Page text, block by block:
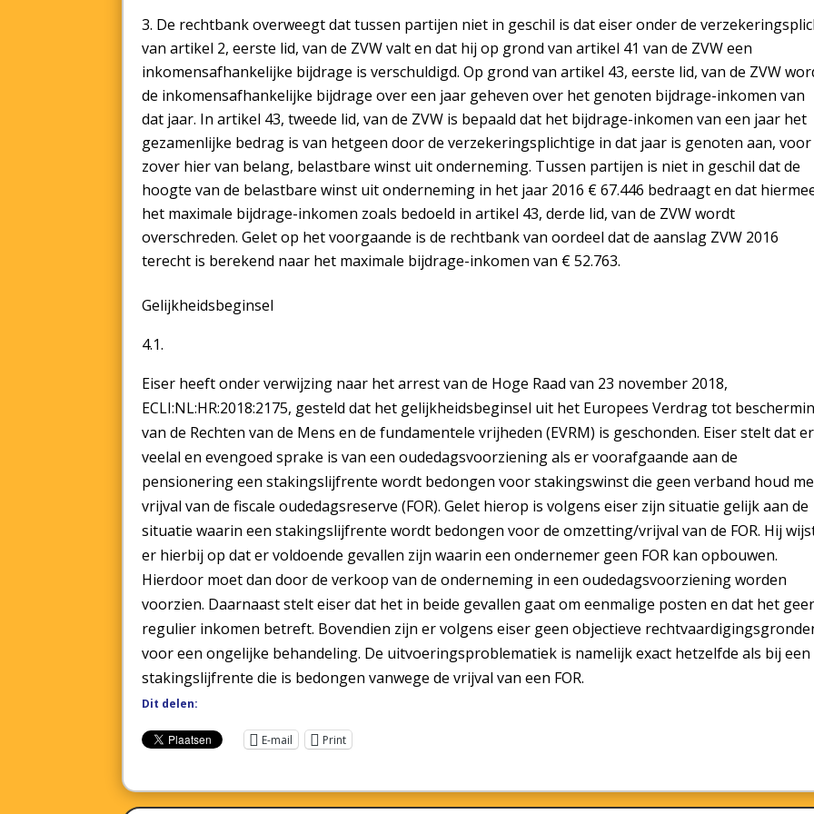
De rechtbank overweegt dat tussen partijen niet in geschil is dat eiser onder de
van artikel 2, eerste lid, van de ZVW valt en dat hij op grond van artikel 41 van de ZVW een
inkomensafhankelijke bijdrage is verschuldigd. Op grond van artikel 43, eerste lid, van de ZVW
de inkomensafhankelijke bijdrage over een jaar geheven over het genoten bijdrage-inkomen van
dat jaar. In artikel 43, tweede lid, van de ZVW is bepaald dat het bijdrage-inkomen van een jaar het
gezamenlijke bedrag is van hetgeen door de verzekeringsplichtige in dat jaar is genoten aan, voor
zover hier van belang, belastbare winst uit onderneming. Tussen partijen is niet in geschil dat de
hoogte van de belastbare winst uit onderneming in het jaar 2016 € 67.446 bedraagt en dat
het maximale bijdrage-inkomen zoals bedoeld in artikel 43, derde lid, van de ZVW wordt
overschreden. Gelet op het voorgaande is de rechtbank van oordeel dat de aanslag ZVW 2016
terecht is berekend naar het maximale bijdrage-inkomen van € 52.763.
Gelijkheidsbeginsel
4.1.
Eiser heeft onder verwijzing naar het arrest van de Hoge Raad van 23 november 2018,
ECLI:NL:HR:2018:2175, gesteld dat het gelijkheidsbeginsel uit het Europees Verdrag tot
van de Rechten van de Mens en de fundamentele vrijheden (EVRM) is geschonden. Eiser stelt dat er
veelal en evengoed sprake is van een oudedagsvoorziening als er voorafgaande aan de
pensionering een stakingslijfrente wordt bedongen voor stakingswinst die geen verband houd
vrijval van de fiscale oudedagsreserve (FOR). Gelet hierop is volgens eiser zijn situatie gelijk aan de
situatie waarin een stakingslijfrente wordt bedongen voor de omzetting/vrijval van de FOR. Hij
er hierbij op dat er voldoende gevallen zijn waarin een ondernemer geen FOR kan opbouwen.
Hierdoor moet dan door de verkoop van de onderneming in een oudedagsvoorziening worden
voorzien. Daarnaast stelt eiser dat het in beide gevallen gaat om eenmalige posten en dat het
regulier inkomen betreft. Bovendien zijn er volgens eiser geen objectieve
voor een ongelijke behandeling. De uitvoeringsproblematiek is namelijk exact hetzelfde als bij een
stakingslijfrente die is bedongen vanwege de vrijval van een FOR.
Dit delen:
E-mail Print